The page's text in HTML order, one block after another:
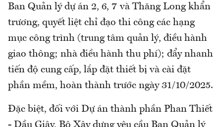
Ban Quản lý dự án 2, 6, 7 và Thăng Long khẩn
trương, quyết liệt chỉ đạo thi công các hạng
mục công trình (trung tâm quản lý, điều hành
giao thông; nhà điều hành thu phí); đẩy nhanh
tiến độ cung cấp, lắp đặt thiết bị và cài đặt
phần mềm, hoàn thành trước ngày 31/10/2025.
Đặc biệt, đối với Dự án thành phần Phan Thiết